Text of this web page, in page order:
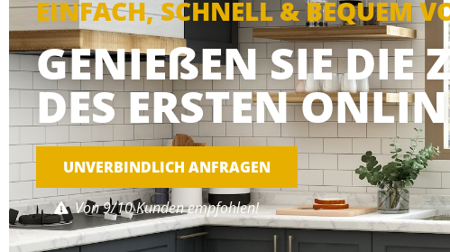
EINFACH, SCHNELL & BEQUEM
GENIEßEN SIE DIE
DES ERSTEN
UNVERBINDLICH ANFRAGEN
Von 9/10 Kunden empfohlen!